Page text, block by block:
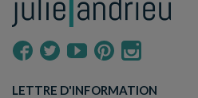
LETTRE D'INFORMATION